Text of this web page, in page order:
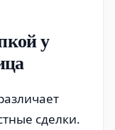
у
сделки.